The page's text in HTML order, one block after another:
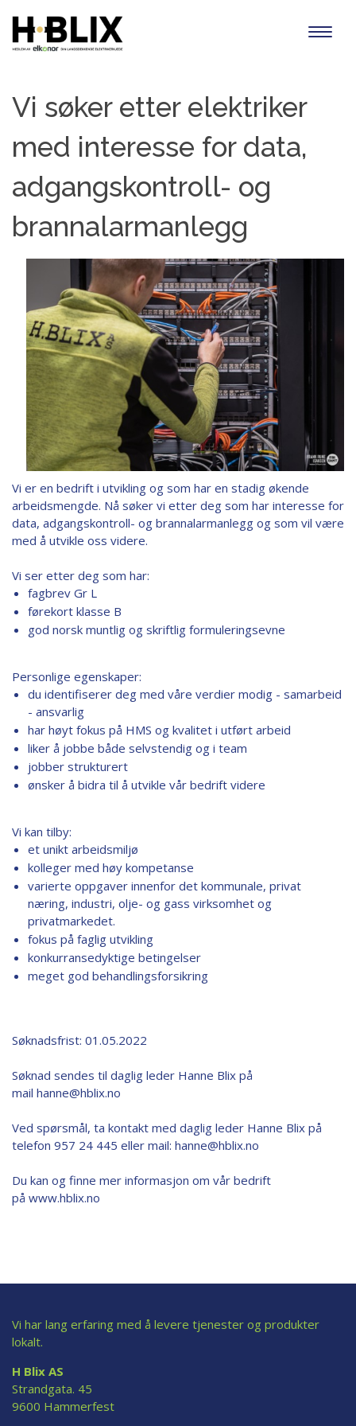
Vi søker etter elektriker
med interesse for data,
adgangskontroll- og
brannalarmanlegg
Vi er en bedrift i utvikling og som har en stadig økende
arbeidsmengde. Nå søker vi etter deg som har interesse for
data, adgangskontroll- og brannalarmanlegg og som vil være
med å utvikle oss videre.
Vi ser etter deg som har:
fagbrev Gr L
førekort klasse B
god norsk muntlig og skriftlig formuleringsevne
Personlige egenskaper:
du identifiserer deg med våre verdier modig - samarbeid
- ansvarlig
har høyt fokus på HMS og kvalitet i utført arbeid
liker å jobbe både selvstendig og i team
jobber strukturert
ønsker å bidra til å utvikle vår bedrift videre
Vi kan tilby:
et unikt arbeidsmiljø
kolleger med høy kompetanse
varierte oppgaver innenfor det kommunale, privat
næring, industri, olje- og gass virksomhet og
privatmarkedet.
fokus på faglig utvikling
konkurransedyktige betingelser
meget god behandlingsforsikring
Søknadsfrist: 01.05.2022
Søknad sendes til daglig leder Hanne Blix på
mail hanne@hblix.no
Ved spørsmål, ta kontakt med daglig leder Hanne Blix på
telefon 957 24 445 eller mail: hanne@hblix.no
Du kan og finne mer informasjon om vår bedrift
på www.hblix.no
Vi har lang erfaring med å levere tjenester og produkter
lokalt.
H Blix AS
Strandgata. 45
9600 Hammerfest